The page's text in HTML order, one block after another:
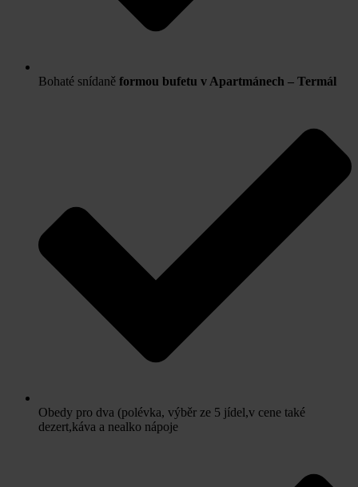
Bohaté snídaně formou bufetu v Apartmánech – Termál
Obedy pro dva (polévka, výběr ze 5 jídel,v cene také
dezert,káva a nealko nápoje